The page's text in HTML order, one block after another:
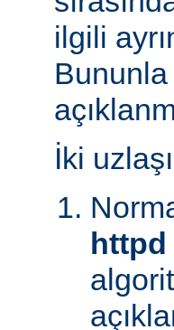
ilgili
İki
httpd